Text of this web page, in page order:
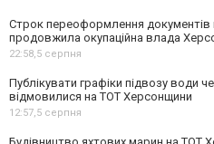
Строк переоформлення документів
продовжила окупаційна влада
22:58,5 серпня
Публікувати графіки підвозу води
відмовилися на ТОТ Херсонщини
12:57,5 серпня